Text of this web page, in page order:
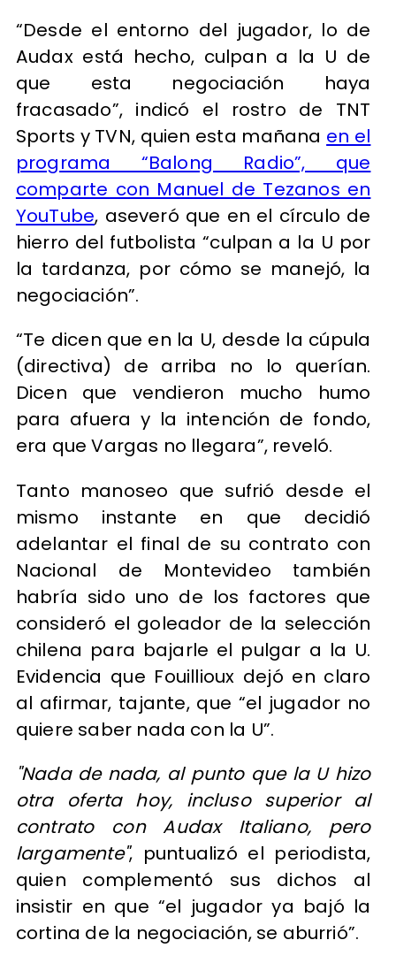
“Desde el entorno del jugador, lo de
Audax está hecho, culpan a la U de
que esta negociación haya
fracasado”, indicó el rostro de TNT
Sports y TVN, quien esta mañana en el
programa “Balong Radio”, que
comparte con Manuel de Tezanos en
YouTube, aseveró que en el círculo de
hierro del futbolista “culpan a la U por
la tardanza, por cómo se manejó, la
negociación”.
“Te dicen que en la U, desde la cúpula
(directiva) de arriba no lo querían.
Dicen que vendieron mucho humo
para afuera y la intención de fondo,
era que Vargas no llegara”, reveló.
Tanto manoseo que sufrió desde el
mismo instante en que decidió
adelantar el final de su contrato con
Nacional de Montevideo también
habría sido uno de los factores que
consideró el goleador de la selección
chilena para bajarle el pulgar a la U.
Evidencia que Fouillioux dejó en claro
al afirmar, tajante, que “el jugador no
quiere saber nada con la U”.
"Nada de nada, al punto que la U hizo
otra oferta hoy, incluso superior al
contrato con Audax Italiano, pero
largamente", puntualizó el periodista,
quien complementó sus dichos al
insistir en que “el jugador ya bajó la
cortina de la negociación, se aburrió”.